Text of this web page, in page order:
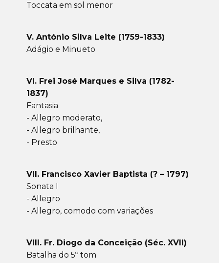
Toccata em sol menor
V. António Silva Leite (1759-1833)
Adágio e Minueto
VI. Frei José Marques e Silva (1782-
1837)
Fantasia
- Allegro moderato,
- Allegro brilhante,
- Presto
VII. Francisco Xavier Baptista (? – 1797)
Sonata I
- Allegro
- Allegro, comodo com variações
VIII. Fr. Diogo da Conceição (Séc. XVII)
Batalha do 5º tom